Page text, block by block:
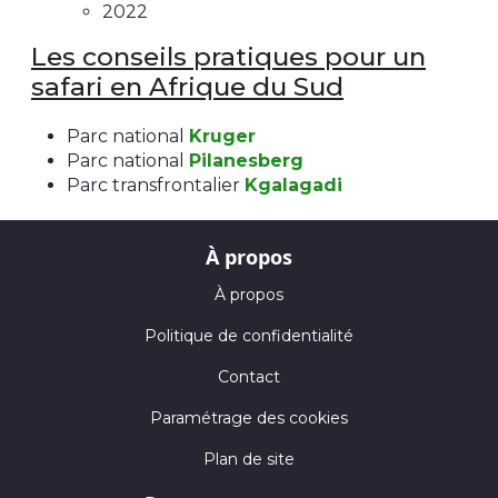
2022
Les conseils pratiques pour un
safari en Afrique du Sud
Parc national Kruger
Parc national Pilanesberg
Parc transfrontalier Kgalagadi
À propos
À propos
Politique de confidentialité
Contact
Paramétrage des cookies
Plan de site